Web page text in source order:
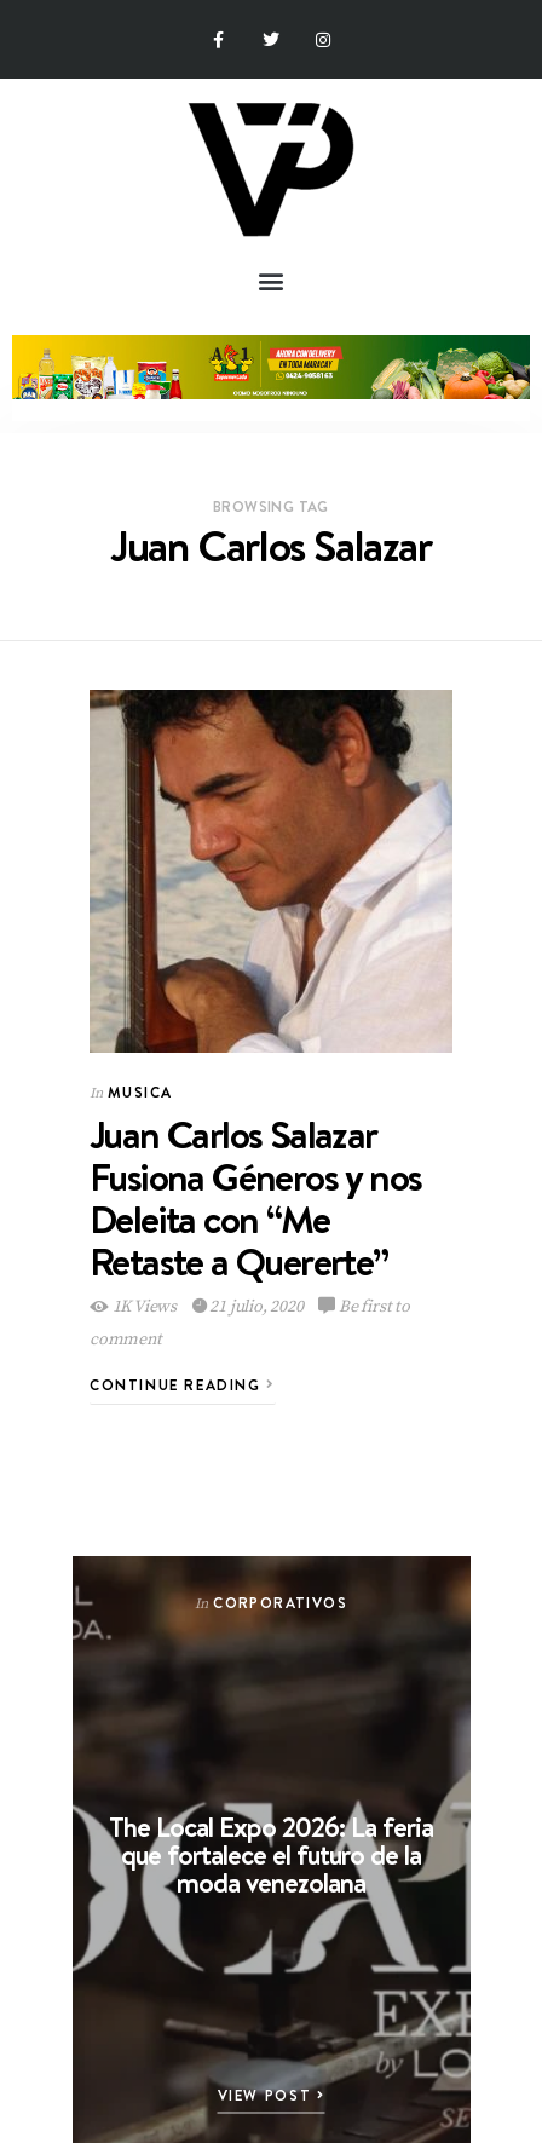
BROWSING TAG
Juan Carlos Salazar
In MUSICA
Juan Carlos Salazar
Fusiona Géneros y nos
Deleita con “Me
Retaste a Quererte”
1K Views 21 julio, 2020
Be first to
comment
CONTINUE READING
In CORPORATIVOS
The Local Expo 2026: La feria
que fortalece el futuro de la
moda venezolana
VIEW POST